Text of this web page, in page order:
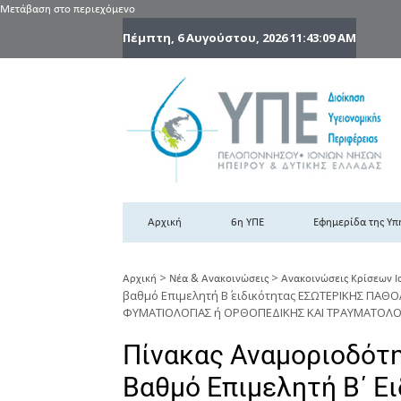
Μετάβαση στο περιεχόμενο
Πέμπτη, 6 Αυγούστου, 202611:43:10 AM
Αρχική 6η ΥΠΕ Εφημερίδα της
Αρχική > Νέα & Ανακοινώσεις > Ανακοινώσεις Κρίσεων
βαθμό Επιμελητή Β΄ ειδικότητας ΕΣΩΤΕΡΙΚΗΣ
ΦΥΜΑΤΙΟΛΟΓΙΑΣ ή ΟΡΘΟΠΕΔΙΚΗΣ ΚΑΙ
Πίνακας
Βαθμό Επιμελητή Β΄